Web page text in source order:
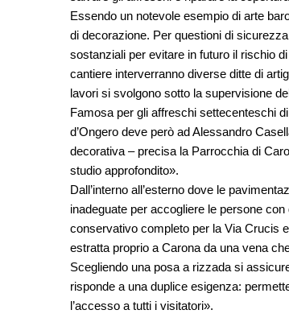
Essendo un notevole esempio di arte
di decorazione. Per questioni di
sostanziali per evitare in futuro il rischio
cantiere interverranno diverse ditte di
lavori si svolgono sotto la supervisione
Famosa per gli affreschi settecenteschi
d’Ongero deve però ad Alessandro
decorativa – precisa la Parrocchia di
studio approfondito».
Dall’interno all’esterno dove le
inadeguate per accogliere le persone
conservativo completo per la Via Crucis
estratta proprio a Carona da una vena
Scegliendo una posa a rizzada si
risponde a una duplice esigenza:
l’accesso a tutti i visitatori».